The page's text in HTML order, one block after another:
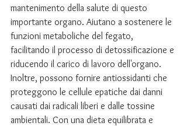
mantenimento della salute di questo
importante organo. Aiutano a sostenere le
funzioni metaboliche del fegato,
facilitando il processo di detossificazione e
riducendo il carico di lavoro dell'organo.
Inoltre, possono fornire antiossidanti che
proteggono le cellule epatiche dai danni
causati dai radicali liberi e dalle tossine
ambientali. Con una dieta equilibrata e